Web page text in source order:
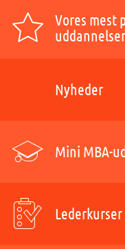
Vores mest
uddannelser
Nyheder
Mini MBA-